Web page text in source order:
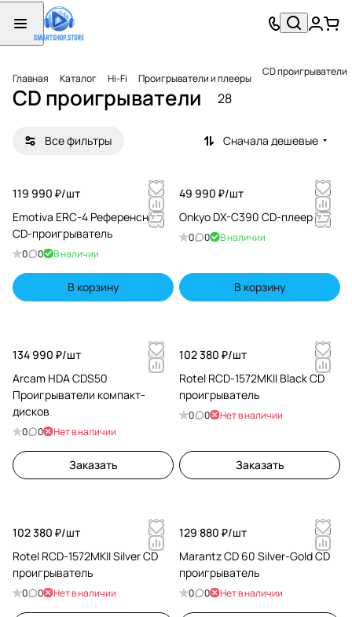
Главная Каталог Hi-Fi Проигрыватели и плееры CD проигрыватели
CD проигрыватели 28
Все фильтры Сначала дешевые
119 990 ₽/шт
Emotiva ERC-4 Референсный
CD-проигрыватель
0 0 В наличии
В корзину
49 990 ₽/шт
Onkyo DX-C390 CD-плеер
0 0 В наличии
В корзину
134 990 ₽/шт
Arcam HDA CDS50
Проигрыватели компакт-
дисков
0 0 Нет в наличии
Заказать
102 380 ₽/шт
Rotel RCD-1572MKII Black CD
проигрыватель
0 0 Нет в наличии
Заказать
102 380 ₽/шт
Rotel RCD-1572MKII Silver CD
проигрыватель
0 0 Нет в наличии
129 880 ₽/шт
Marantz CD 60 Silver-Gold CD
проигрыватель
0 0 Нет в наличии